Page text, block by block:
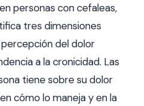
personas con cefaleas,
tres dimensiones
del dolor
a la cronicidad. Las
tiene sobre su dolor
cómo lo maneja y en la